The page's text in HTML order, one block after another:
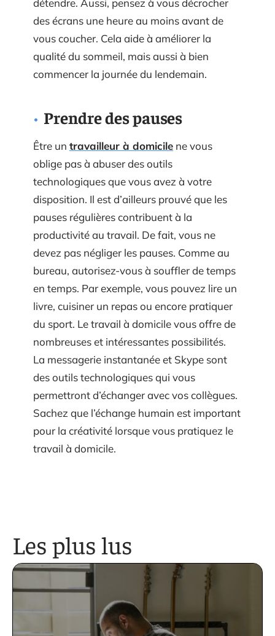
des écrans une heure au moins avant de
vous coucher. Cela aide à améliorer la
qualité du sommeil, mais aussi à bien
commencer la journée du lendemain.
Prendre des pauses
Être un travailleur à domicile ne vous
oblige pas à abuser des outils
technologiques que vous avez à votre
disposition. Il est d’ailleurs prouvé que les
pauses régulières contribuent à la
productivité au travail. De fait, vous ne
devez pas négliger les pauses. Comme au
bureau, autorisez-vous à souffler de temps
en temps. Par exemple, vous pouvez lire un
livre, cuisiner un repas ou encore pratiquer
du sport. Le travail à domicile vous offre de
nombreuses et intéressantes possibilités.
La messagerie instantanée et Skype sont
des outils technologiques qui vous
permettront d’échanger avec vos collègues.
Sachez que l’échange humain est important
pour la créativité lorsque vous pratiquez le
travail à domicile.
Les plus lus